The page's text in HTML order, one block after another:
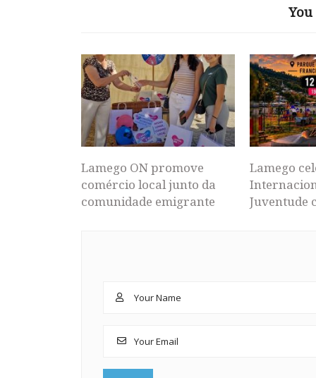
Lamego ON promove
comércio local junto da
comunidade emigrante
Lamego
Juventude